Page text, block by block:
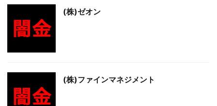
(株)ゼオン
(株)ファインマネジメント